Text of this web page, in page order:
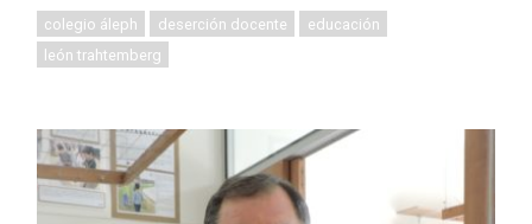
colegio áleph deserción docente
educación
león trahtemberg